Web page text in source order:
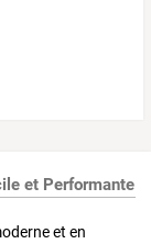
et Performante
et en